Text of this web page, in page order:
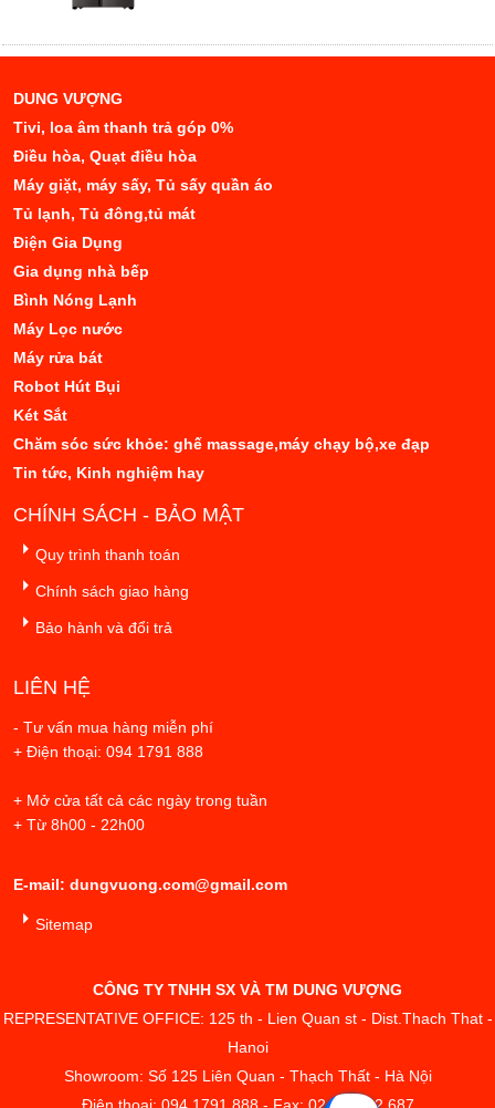
DUNG VƯỢNG
Tivi, loa âm thanh trả góp 0%
Điều hòa, Quạt điều hòa
Máy giặt, máy sấy, Tủ sấy quần áo
Tủ lạnh, Tủ đông,tủ mát
Điện Gia Dụng
Gia dụng nhà bếp
Bình Nóng Lạnh
Máy Lọc nước
Máy rửa bát
Robot Hút Bụi
Két Sắt
Chăm sóc sức khỏe: ghế massage,máy chạy bộ,xe đạp
Tin tức, Kinh nghiệm hay
CHÍNH SÁCH - BẢO MẬT
Quy trình thanh toán
Chính sách giao hàng
Bảo hành và đổi trả
LIÊN HỆ
- Tư vấn mua hàng miễn phí
+ Điện thoại: 094 1791 888
+ Mở cửa tất cả các ngày trong tuần
+ Từ 8h00 - 22h00
E-mail: dungvuong.com@gmail.com
Sitemap
CÔNG TY TNHH SX VÀ TM DUNG VƯỢNG
REPRESENTATIVE OFFICE: 125 th - Lien Quan st - Dist.Thach That -
Hanoi
Showroom: Số 125 Liên Quan - Thạch Thất - Hà Nội